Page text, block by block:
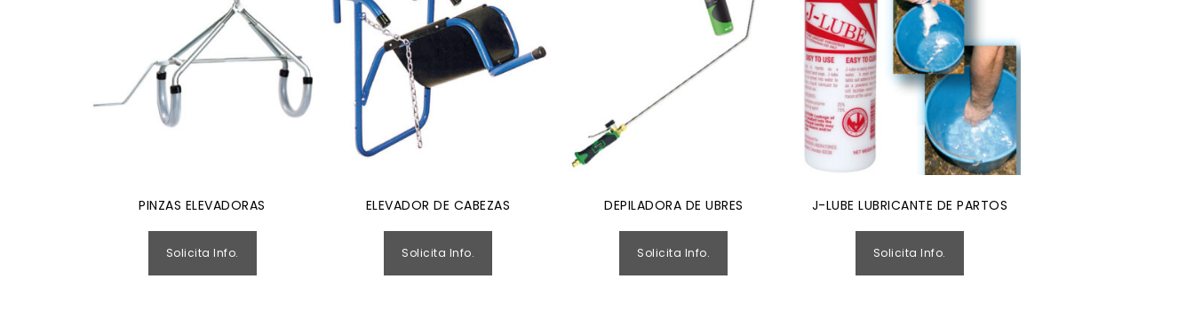
PINZAS ELEVADORAS
Solicita Info.
ELEVADOR DE CABEZAS
Solicita Info.
DEPILADORA DE UBRES
Solicita Info.
J-LUBE LUBRICANTE DE PARTOS
Solicita Info.